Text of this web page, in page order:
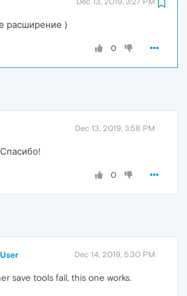
расширение )
0
Dec 13, 2019, 3:58 PM
0
Dec 14, 2019, 5:30 PM
save tools fail, this one works.